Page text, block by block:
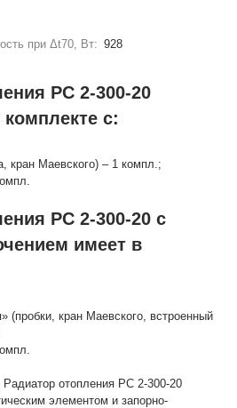
при Δt70, Вт: 928
РС 2-300-20
с:
кран Маевского) – 1 компл.;
РС 2-300-20 с
имеет в
(пробки, кран Маевского, встроенный
Радиатор отопления РС 2-300-20
элементом и запорно-